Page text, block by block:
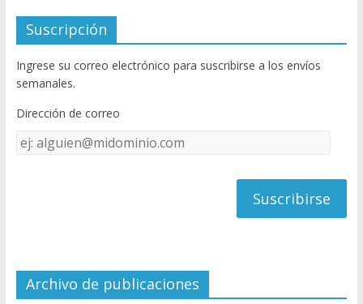
e
b
o
o
k
itt
er
u
T
u
e
C
el
Suscripción
Ingrese su correo electrónico para suscribirse a los envíos
semanales.
Dirección de correo
Dirección
de
Archivo de publicaciones